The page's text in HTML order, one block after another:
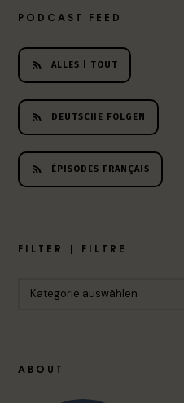
PODCAST FEED
ALLES | TOUT
DEUTSCHE FOLGEN
ÉPISODES FRANÇAIS
FILTER | FILTRE
ABOUT